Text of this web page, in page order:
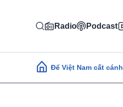
Radio Podcast
Main navigation
Để Việt Nam cất cánh